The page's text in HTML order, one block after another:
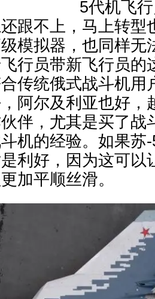
5代机飞
跟不上，马上转型
模拟器，也同样无
行员带新飞行员的
传统俄式战斗机用
阿尔及利亚也好，
伴，尤其是买了战
机的经验。如果苏
利好，因为这可以
加平顺丝滑。